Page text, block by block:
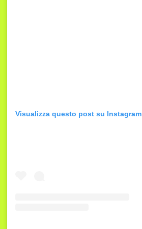
Visualizza questo post su Instagram